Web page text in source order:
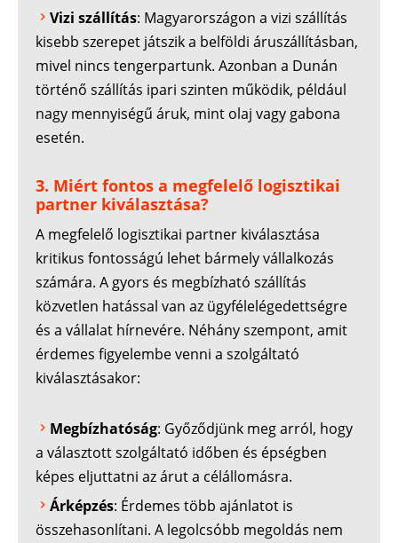
Vizi szállítás: Magyarországon a vizi szállítás
kisebb szerepet játszik a belföldi áruszállításban,
mivel nincs tengerpartunk. Azonban a Dunán
történő szállítás ipari szinten működik, például
nagy mennyiségű áruk, mint olaj vagy gabona
esetén.
3. Miért fontos a megfelelő logisztikai
partner kiválasztása?
A megfelelő logisztikai partner kiválasztása
kritikus fontosságú lehet bármely vállalkozás
számára. A gyors és megbízható szállítás
közvetlen hatással van az ügyfélelégedettségre
és a vállalat hírnevére. Néhány szempont, amit
érdemes figyelembe venni a szolgáltató
kiválasztásakor:
Megbízhatóság: Győződjünk meg arról, hogy
a választott szolgáltató időben és épségben
képes eljuttatni az árut a célállomásra.
Árképzés: Érdemes több ajánlatot is
összehasonlítani. A legolcsóbb megoldás nem